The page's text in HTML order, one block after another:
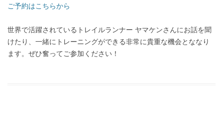
ご予約はこちらから
世界で活躍されているトレイルランナー ヤマケンさんにお話を聞
けたり、一緒にトレーニングができる非常に貴重な機会とななり
ます。ぜひ奮ってご参加ください！